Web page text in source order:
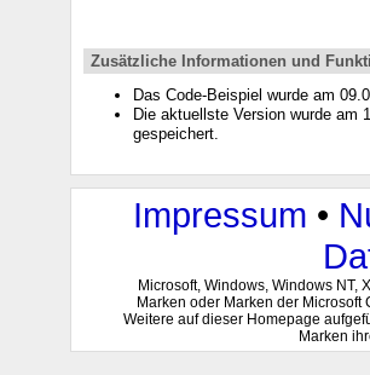
Zusätzliche Informationen und
Das Code-Beispiel wurde am
Die aktuellste Version wurde am
gespeichert.
Impressum •
Microsoft, Windows, Windows NT,
Marken oder Marken der
Weitere auf dieser Homepage
Marken